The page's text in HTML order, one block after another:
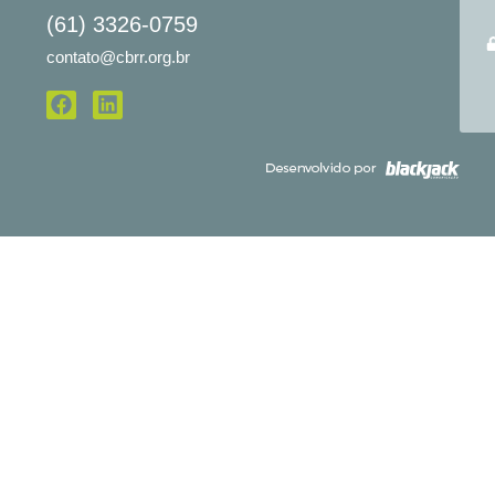
(61) 3326-0759
contato@cbrr.org.br